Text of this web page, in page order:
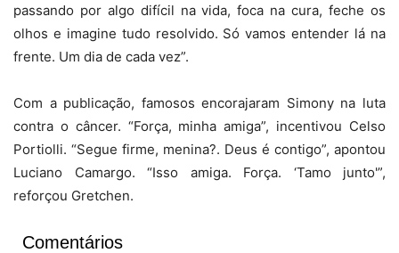
passando por algo difícil na vida, foca na cura, feche os
olhos e imagine tudo resolvido. Só vamos entender lá na
frente. Um dia de cada vez”.
Com a publicação, famosos encorajaram Simony na luta
contra o câncer. “Força, minha amiga”, incentivou Celso
Portiolli. “Segue firme, menina?. Deus é contigo”, apontou
Luciano Camargo. “Isso amiga. Força. ‘Tamo junto'”,
reforçou Gretchen.
Comentários